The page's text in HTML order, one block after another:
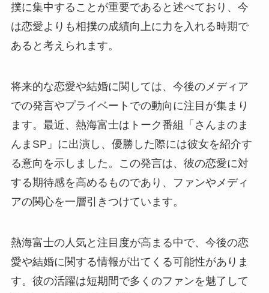
撲に集中することが重要であると述べており、今
は恋愛よりも相撲の成績向上に力を入れる時期で
あると考えられます。
将来的な恋愛や結婚に関しては、今後のメディア
での発言やプライベートでの動向に注目が集まり
ます。最近、熱海富士はトーク番組「さんまのま
んまSP」に出演し、優勝した際には彼女を紹介す
る意向を示しました。この発言は、彼の恋愛に対
する期待感を高めるものであり、ファンやメディ
アの関心を一層引きつけています。
熱海富士の人気と注目度が高まる中で、今後の恋
愛や結婚に関する情報が出てくる可能性がありま
す。彼の活躍は短期間で多くのファンを魅了して